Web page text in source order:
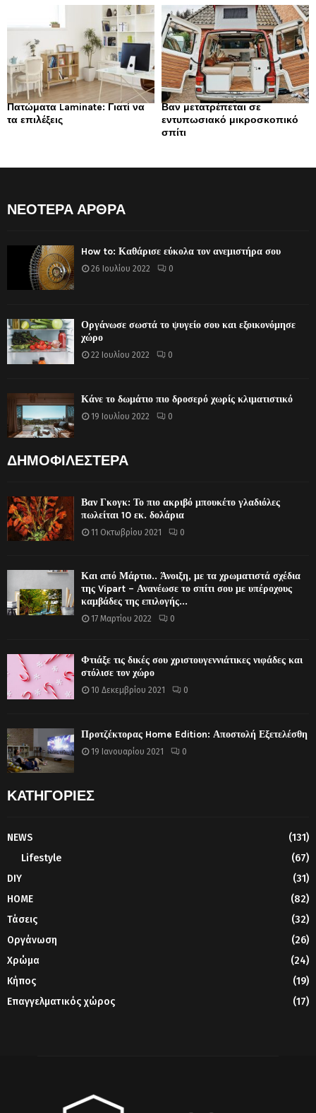
Πατώματα Laminate: Γιατί να
τα επιλέξεις
Βαν μετατρέπεται σε
εντυπωσιακό μικροσκοπικό
σπίτι
ΝΕΟΤΕΡΑ ΑΡΘΡΑ
How to: Καθάρισε εύκολα τον ανεμιστήρα σου
26 Ιουλίου 2022 0
Οργάνωσε σωστά το ψυγείο σου και εξοικονόμησε
χώρο
22 Ιουλίου 2022 0
Κάνε το δωμάτιο πιο δροσερό χωρίς κλιματιστικό
19 Ιουλίου 2022 0
ΔΗΜΟΦΙΛΕΣΤΕΡΑ
Βαν Γκογκ: Το πιο ακριβό μπουκέτο γλαδιόλες
πωλείται 10 εκ. δολάρια
11 Οκτωβρίου 2021 0
Και από Μάρτιο.. Άνοιξη, με τα χρωματιστά σχέδια
της Vipart – Ανανέωσε το σπίτι σου με υπέροχους
καμβάδες της επιλογής...
17 Μαρτίου 2022 0
Φτιάξε τις δικές σου χριστουγεννιάτικες νιφάδες και
στόλισε τον χώρο
10 Δεκεμβρίου 2021 0
Προτζέκτορας Home Edition: Αποστολή Εξετελέσθη
19 Ιανουαρίου 2021 0
ΚΑΤΗΓΟΡΙΕΣ
NEWS
(131)
Lifestyle
(67)
DIY
(31)
HOME
(82)
Τάσεις
(32)
Οργάνωση
(26)
Χρώμα
(24)
Κήπος
(19)
Επαγγελματικός χώρος
(17)